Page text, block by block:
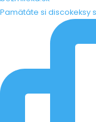
Pamätáte si discokeksy